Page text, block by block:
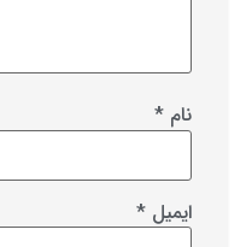
نام *
ایمیل *